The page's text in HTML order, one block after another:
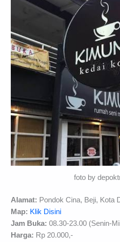
foto by
Alamat: Pondok Cina, Beji, Kota
Map: Klik Disini
Jam Buka: 08.30-23.00 (Senin-
Harga: Rp 20.000,-